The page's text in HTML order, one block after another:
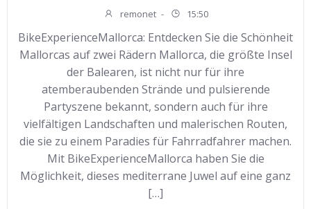
remonet - 15:50
BikeExperienceMallorca: Entdecken Sie die Schönheit
Mallorcas auf zwei Rädern Mallorca, die größte Insel
der Balearen, ist nicht nur für ihre
atemberaubenden Strände und pulsierende
Partyszene bekannt, sondern auch für ihre
vielfältigen Landschaften und malerischen Routen,
die sie zu einem Paradies für Fahrradfahrer machen.
Mit BikeExperienceMallorca haben Sie die
Möglichkeit, dieses mediterrane Juwel auf eine ganz
[…]